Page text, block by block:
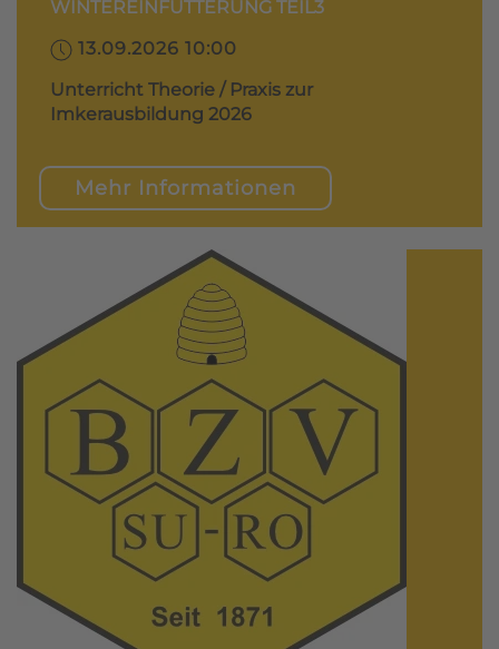
WINTEREINFÜTTERUNG TEIL3
13.09.2026 10:00
Unterricht Theorie / Praxis zur
Imkerausbildung 2026
Mehr Informationen